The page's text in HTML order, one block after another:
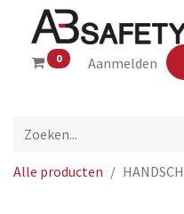
0 Aanmelden
Alle producten